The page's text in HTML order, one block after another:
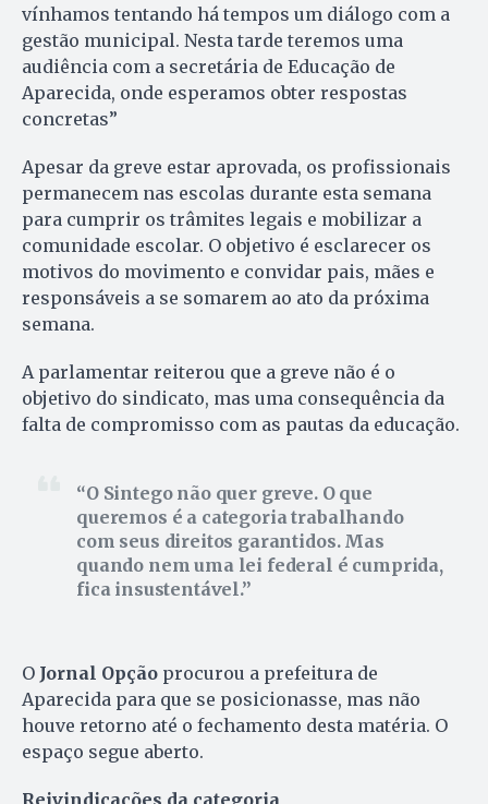
vínhamos tentando há tempos um diálogo com a
gestão municipal. Nesta tarde teremos uma
audiência com a secretária de Educação de
Aparecida, onde esperamos obter respostas
concretas”
Apesar da greve estar aprovada, os profissionais
permanecem nas escolas durante esta semana
para cumprir os trâmites legais e mobilizar a
comunidade escolar. O objetivo é esclarecer os
motivos do movimento e convidar pais, mães e
responsáveis a se somarem ao ato da próxima
semana.
A parlamentar reiterou que a greve não é o
objetivo do sindicato, mas uma consequência da
falta de compromisso com as pautas da educação.
O Sintego não quer greve. O que
queremos é a categoria trabalhando
com seus direitos garantidos. Mas
quando nem uma lei federal é cumprida,
fica insustentável.
O Jornal Opção procurou a prefeitura de
Aparecida para que se posicionasse, mas não
houve retorno até o fechamento desta matéria. O
espaço segue aberto.
Reivindicações da categoria